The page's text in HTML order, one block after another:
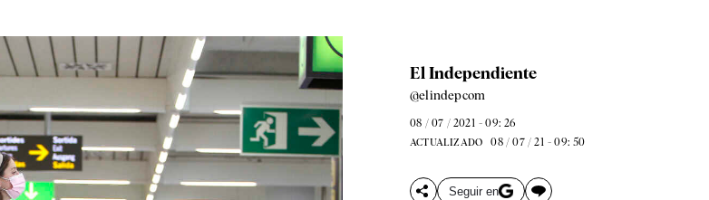
El Independiente
@elindepcom
08 / 07 / 2021 - 09: 26
ACTUALIZADO 08 / 07 / 21 - 09: 50
Seguir en